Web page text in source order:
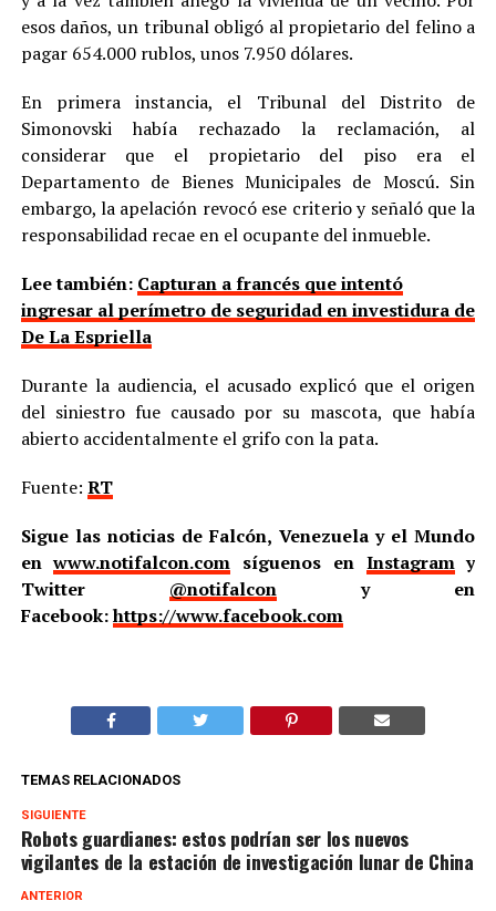
esos daños, un tribunal obligó al propietario del felino a
pagar 654.000 rublos, unos 7.950 dólares.
En primera instancia, el Tribunal del Distrito de
Simonovski había rechazado la reclamación, al
considerar que el propietario del piso era el
Departamento de Bienes Municipales de Moscú. Sin
embargo, la apelación revocó ese criterio y señaló que la
responsabilidad recae en el ocupante del inmueble.
Lee también: Capturan a francés que intentó
ingresar al perímetro de seguridad en investidura de
De La Espriella
Durante la audiencia, el acusado explicó que el origen
del siniestro fue causado por su mascota, que había
abierto accidentalmente el grifo con la pata.
Fuente: RT
Sigue las noticias de Falcón, Venezuela y el Mundo
enwww.notifalcon.com síguenos en Instagramy
Twitter @notifalcony en
Facebook:https://www.facebook.com
TEMAS RELACIONADOS
SIGUIENTE
Robots guardianes: estos podrían ser los nuevos
vigilantes de la estación de investigación lunar de China
ANTERIOR